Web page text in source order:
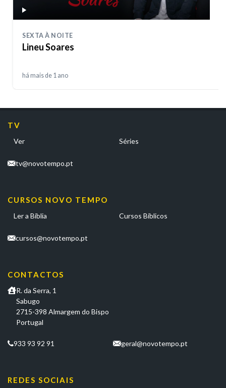
SEXTA À NOITE
Lineu Soares
há mais de 1 ano
TV
Ver Séries
tv@novotempo.pt
CURSOS NOVO TEMPO
Ler a Bíblia Cursos Bíblicos
cursos@novotempo.pt
CONTACTOS
R. da Serra, 1
Sabugo
2715-398 Almargem do Bispo
Portugal
933 93 92 91 geral@novotempo.pt
REDES SOCIAIS